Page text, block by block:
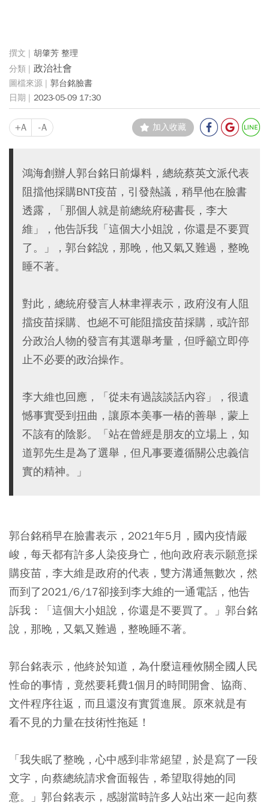
胡肇芳 整理
政治社會
郭台銘臉書
2023-05-09 17:30
+A -A 加入收藏
鴻海創辦人郭台銘日前爆料，總統蔡英文派代表
阻擋他採購BNT疫苗，引發熱議，稍早他在臉書
透露，「那個人就是前總統府秘書長，李大
維」，他告訴我「這個大小姐說，你還是不要買
了。」，郭台銘說，那晚，他又氣又難過，整晚
睡不著。
對此，總統府發言人林聿禪表示，政府沒有人阻
擋疫苗採購、也絕不可能阻擋疫苗採購，或許部
分政治人物的發言有其選舉考量，但呼籲立即停
止不必要的政治操作。
李大維也回應，「從未有過該談話內容」，很遺
憾事實受到扭曲，讓原本美事一樁的善舉，蒙上
不該有的陰影。「站在曾經是朋友的立場上，知
道郭先生是為了選舉，但凡事要遵循關公忠義信
實的精神。」
郭台銘稍早在臉書表示，2021年5月，國內疫情嚴
峻，每天都有許多人染疫身亡，他向政府表示願意採
購疫苗，李大維是政府的代表，雙方溝通無數次，然
而到了2021/6/17卻接到李大維的一通電話，他告
訴我：「這個大小姐說，你還是不要買了。」郭台銘
說，那晚，又氣又難過，整晚睡不著。
郭台銘表示，他終於知道，為什麼這種攸關全國人民
性命的事情，竟然要耗費1個月的時間開會、協商、
文件程序往返，而且還沒有實質進展。原來就是有
看不見的力量在技術性拖延！
「我失眠了整晚，心中感到非常絕望，於是寫了一段
文字，向蔡總統請求會面報告，希望取得她的同
意。」郭台銘表示，感謝當時許多人站出來一起向蔡